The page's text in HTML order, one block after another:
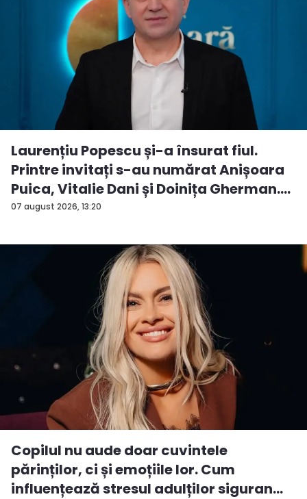
07 august 2026, 13:20
Laurențiu Popescu și-a însurat fiul.
Printre invitați s-au numărat Anișoara
Puica, Vitalie Dani și Doinița Gherman.
P...
Copilul nu aude doar cuvintele
părinților, ci și emoțiile lor. Cum
influențează stresul adulților siguran...